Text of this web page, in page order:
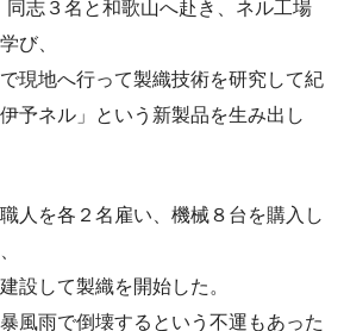
同志３名と和歌山へ赴き、ネル工場
び、
現地へ行って製織技術を研究して紀
予ネル」という新製品を生み出し
人を各２名雇い、機械８台を購入し
設して製織を開始した。
風雨で倒壊するという不運もあった